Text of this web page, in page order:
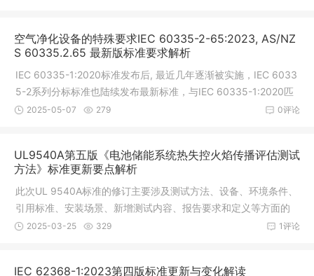
空气净化设备的特殊要求IEC 60335-2-65:2023, AS/NZ
S 60335.2.65 最新版标准要求解析
IEC 60335-1:2020标准发布后, 最近几年逐渐被实施，IEC 6033
5-2系列分标标准也陆续发布最新标准，与IEC 60335-1:2020匹
配使用。其中，IEC 60335-2-65:2023, AS/NZS 60335.2.65:2
0评论
2025-05-07 279
UL9540A第五版《电池储能系统热失控火焰传播评估测试
方法》标准更新要点解析
此次UL 9540A标准的修订主要涉及测试方法、设备、环境条件、
引用标准、安装场景、新增测试内容、报告要求和定义等方面的
变更。这些变更旨在提高测试的准确性和适用性，确保电池储能1评论
2025-03-25 329
IEC 62368-1:2023第四版标准更新与变化解读